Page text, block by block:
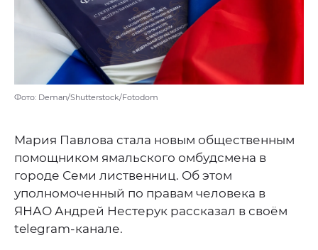
Фото: Deman/Shutterstock/Fotodom
Мария Павлова стала новым общественным
помощником ямальского омбудсмена в
городе Семи лиственниц. Об этом
уполномоченный по правам человека в
ЯНАО Андрей Нестерук рассказал в своём
telegram-канале.